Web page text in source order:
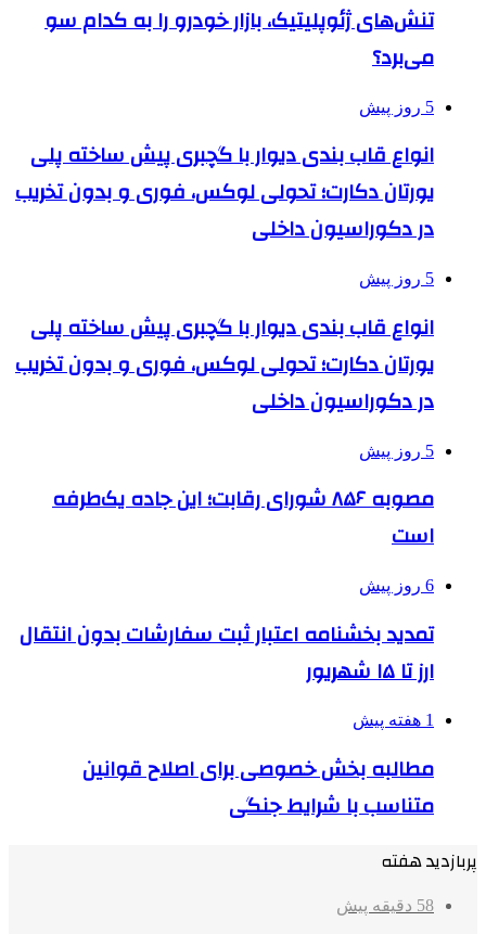
تنش‌های ژئوپلیتیک، بازار خودرو را به کدام سو
می‌برد؟
5 روز پیش
انواع قاب بندی دیوار با گچبری پیش ساخته پلی
یورتان دکارت؛ تحولی لوکس، فوری و بدون تخریب
در دکوراسیون داخلی
5 روز پیش
انواع قاب بندی دیوار با گچبری پیش ساخته پلی
یورتان دکارت؛ تحولی لوکس، فوری و بدون تخریب
در دکوراسیون داخلی
5 روز پیش
مصوبه ۸۵۶ شورای رقابت؛ این جاده یک‌طرفه
است
6 روز پیش
تمدید بخشنامه اعتبار ثبت سفارشات بدون انتقال
ارز تا ۱۵ شهریور
1 هفته پیش
مطالبه بخش خصوصی برای اصلاح قوانین
متناسب با شرایط جنگی
پربازدید هفته
58 دقیقه پیش